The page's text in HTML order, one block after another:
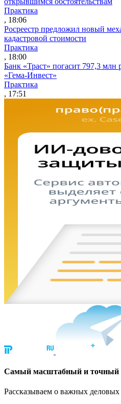
Практика
, 18:06
Росреестр предложил новый
кадастровой стоимости
Практика
, 18:00
Банк «Траст» погасит 797,3
«Гема-Инвест»
Практика
, 17:51
Cамый масштабный и точный
Рассказываем о важных